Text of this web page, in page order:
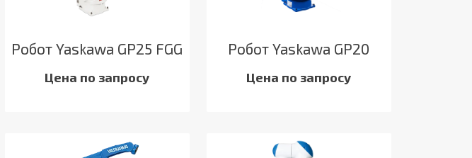
Робот Yaskawa GP25 FGG
Цена по запросу
Робот Yaskawa GP20
Цена по запросу